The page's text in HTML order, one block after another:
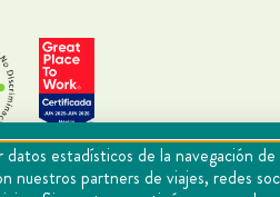
estadísticos de la navegación
partners de viajes, redes